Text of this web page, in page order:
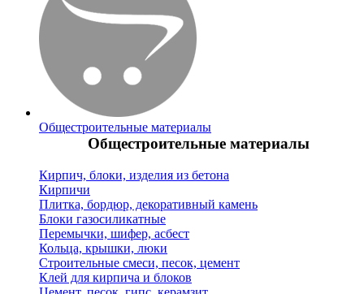
Общестроительные материалы
Общестроительные материалы
Кирпич, блоки, изделия из бетона
Кирпичи
Плитка, бордюр, декоративный камень
Блоки газосиликатные
Перемычки, шифер, асбест
Кольца, крышки, люки
Строительные смеси, песок, цемент
Клей для кирпича и блоков